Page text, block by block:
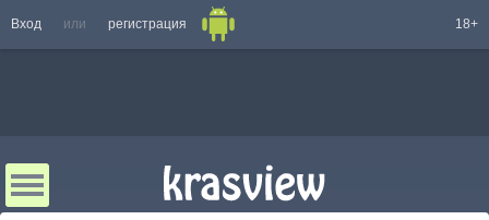
Вход или регистрация 18+